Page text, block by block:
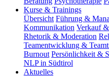
Kurse & Trainings
Übersicht Führung &
Kommunikation Verkauf
Rhetorik & Moderation
Teamentwicklung &
Burnout Persönlichkeit &
NLP in Südtirol
Aktuelles